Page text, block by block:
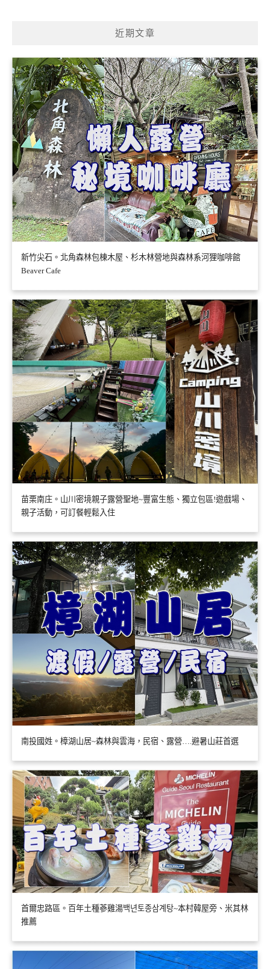
近期文章
新竹尖石。北角森林包棟木屋、杉木林營地與森林系河狸咖啡館
Beaver Cafe
苗栗南庄。山川密境親子露營聖地~豐富生態、獨立包區!遊戲場、
親子活動，可訂餐輕鬆入住
南投國姓。樟湖山居~森林與雲海，民宿、露營….避暑山莊首選
首爾忠路區。百年土種蔘雞湯백년토종삼계탕~本村韓屋旁、米其林
推薦